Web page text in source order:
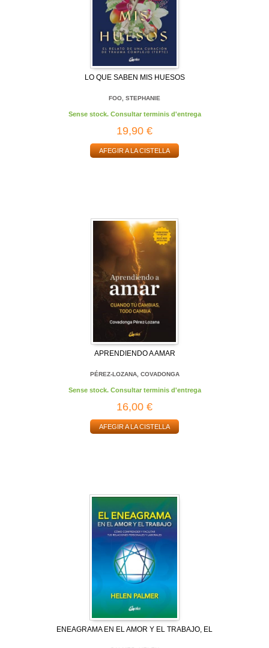
LO QUE SABEN MIS HUESOS
FOO, STEPHANIE
Sense stock. Consultar terminis d'entrega
19,90 €
AFEGIR A LA CISTELLA
APRENDIENDO A AMAR
PÉREZ-LOZANA, COVADONGA
Sense stock. Consultar terminis d'entrega
16,00 €
AFEGIR A LA CISTELLA
ENEAGRAMA EN EL AMOR Y EL TRABAJO, EL